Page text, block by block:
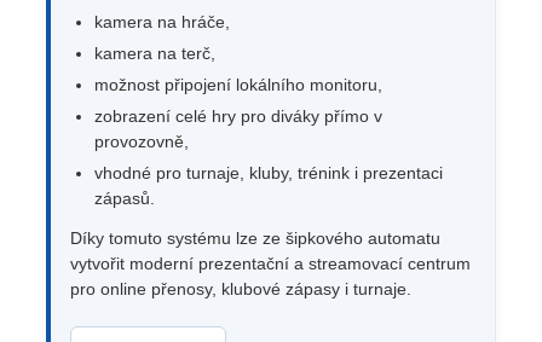
kamera na hráče,
kamera na terč,
možnost připojení lokálního monitoru,
zobrazení celé hry pro diváky přímo v
provozovně,
vhodné pro turnaje, kluby, trénink i prezentaci
zápasů.
Díky tomuto systému lze ze šipkového automatu
vytvořit moderní prezentační a streamovací centrum
pro online přenosy, klubové zápasy i turnaje.